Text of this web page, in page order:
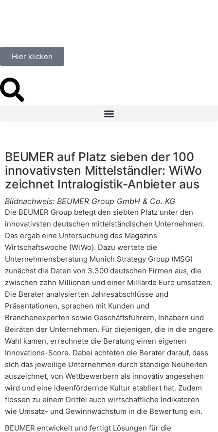
Hier klicken
BEUMER auf Platz sieben der 100
innovativsten Mittelständler: WiWo
zeichnet Intralogistik-Anbieter aus
Bildnachweis: BEUMER Group GmbH & Co. KG
Die BEUMER Group belegt den siebten Platz unter den
innovativsten deutschen mittelständischen Unternehmen.
Das ergab eine Untersuchung des Magazins
Wirtschaftswoche (WiWo). Dazu wertete die
Unternehmensberatung Munich Strategy Group (MSG)
zunächst die Daten von 3.300 deutschen Firmen aus, die
zwischen zehn Millionen und einer Milliarde Euro umsetzen.
Die Berater analysierten Jahresabschlüsse und
Präsentationen, sprachen mit Kunden und
Branchenexperten sowie Geschäftsführern, Inhabern und
Beiräten der Unternehmen. Für diejenigen, die in die engere
Wahl kamen, errechnete die Beratung einen eigenen
Innovations-Score. Dabei achteten die Berater darauf, dass
sich das jeweilige Unternehmen durch ständige Neuheiten
auszeichnet, von Wettbewerbern als innovativ angesehen
wird und eine ideenfördernde Kultur etabliert hat. Zudem
flossen zu einem Drittel auch wirtschaftliche Indikatoren
wie Umsatz- und Gewinnwachstum in die Bewertung ein.
BEUMER entwickelt und fertigt Lösungen für die